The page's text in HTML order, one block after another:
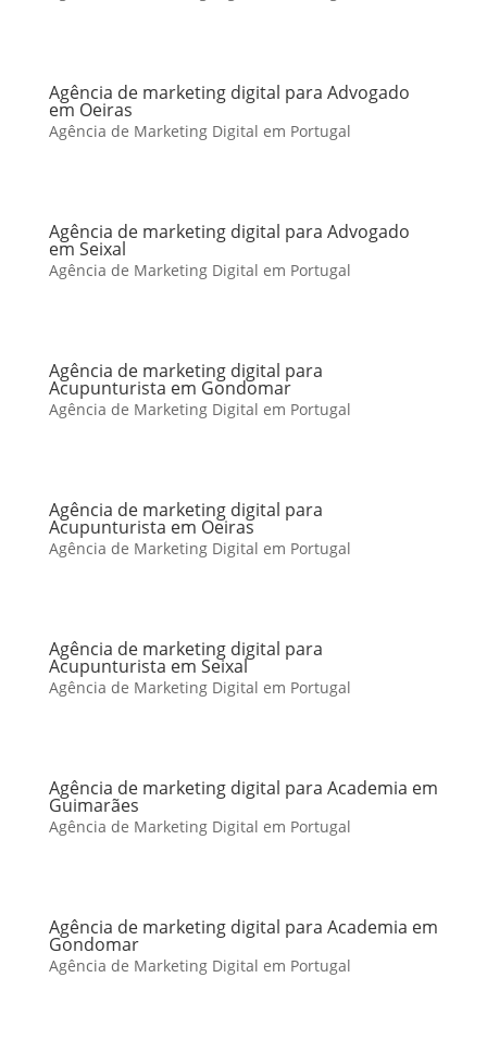
Agência de marketing digital para Advogado
em Oeiras
Agência de Marketing Digital em Portugal
Agência de marketing digital para Advogado
em Seixal
Agência de Marketing Digital em Portugal
Agência de marketing digital para
Acupunturista em Gondomar
Agência de Marketing Digital em Portugal
Agência de marketing digital para
Acupunturista em Oeiras
Agência de Marketing Digital em Portugal
Agência de marketing digital para
Acupunturista em Seixal
Agência de Marketing Digital em Portugal
Agência de marketing digital para Academia em
Guimarães
Agência de Marketing Digital em Portugal
Agência de marketing digital para Academia em
Gondomar
Agência de Marketing Digital em Portugal